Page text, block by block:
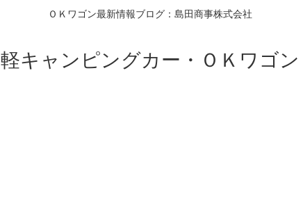
ＯＫワゴン最新情報ブログ：島田商事株式会社
軽キャンピングカー・ＯＫワゴン